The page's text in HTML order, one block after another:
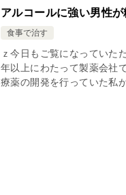
アルコールに強い男性
食事で治す
ｚ今日もご覧になっていた
年以上にわたって製薬会社
療薬の開発を行っていた私